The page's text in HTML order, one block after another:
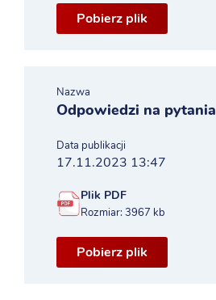
Pobierz plik
Nazwa
Odpowiedzi na pytania
Data publikacji
17.11.2023 13:47
Plik PDF
Rozmiar: 3967 kb
Pobierz plik